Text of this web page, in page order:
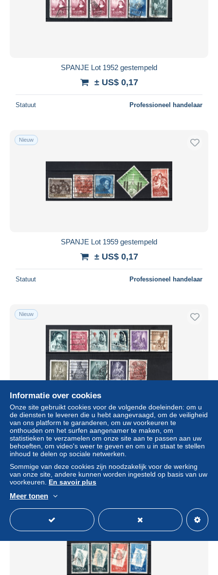
SPANJE Lot 1952 gestempeld
± US$ 0,17
Statuut Professioneel handelaar
Nieuw
SPANJE Lot 1959 gestempeld
± US$ 0,17
Statuut Professioneel handelaar
Nieuw
SPANJE Lot 1953 gestempeld
± US$ 0,12 € 0,20 -50%
Statuut
Informatie over cookies
Onze site gebruikt cookies voor de volgende doeleinden: om u
de diensten te leveren die u hebt aangevraagd, om de veiligheid
van ons platform te garanderen, om uw voorkeuren te
onthouden om het surfen aangenamer te maken, om
statistieken te verzamelen om onze site aan te passen aan uw
behoeften, om video's weer te geven en om u in staat te stellen
inhoud te delen op sociale netwerken.
Sommige van deze cookies zijn noodzakelijk voor de werking
van onze site, andere kunnen worden ingesteld op basis van uw
voorkeuren. En savoir plus
Meer tonen